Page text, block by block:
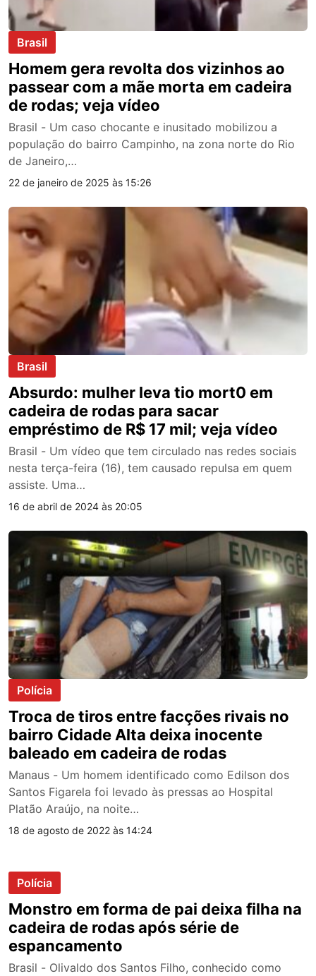
Brasil
Homem gera revolta dos vizinhos ao
passear com a mãe morta em cadeira
de rodas; veja vídeo
Brasil - Um caso chocante e inusitado mobilizou a
população do bairro Campinho, na zona norte do Rio
de Janeiro,…
22 de janeiro de 2025 às 15:26
Brasil
Absurdo: mulher leva tio mort0 em
cadeira de rodas para sacar
empréstimo de R$ 17 mil; veja vídeo
Brasil - Um vídeo que tem circulado nas redes sociais
nesta terça-feira (16), tem causado repulsa em quem
assiste. Uma…
16 de abril de 2024 às 20:05
Polícia
Troca de tiros entre facções rivais no
bairro Cidade Alta deixa inocente
baleado em cadeira de rodas
Manaus - Um homem identificado como Edilson dos
Santos Figarela foi levado às pressas ao Hospital
Platão Araújo, na noite…
18 de agosto de 2022 às 14:24
Polícia
Monstro em forma de pai deixa filha na
cadeira de rodas após série de
espancamento
Brasil - Olivaldo dos Santos Filho, conhecido como